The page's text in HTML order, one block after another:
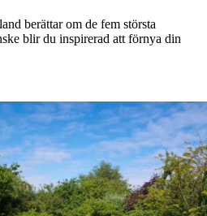
berättar om de fem största
blir du inspirerad att förnya din